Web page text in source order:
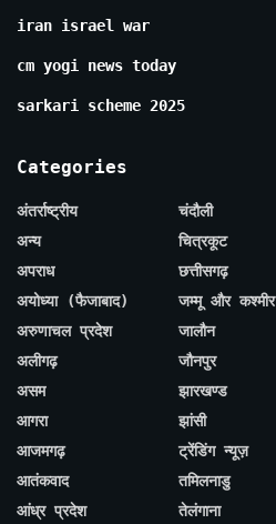
iran israel war
cm yogi news today
sarkari scheme 2025
Categories
अंतर्राष्ट्रीय
अन्य
अपराध
अयोध्या (फैजाबाद)
अरुणाचल प्रदेश
अलीगढ़
असम
आगरा
आजमगढ़
आतंकवाद
आंध्र प्रदेश
चंदौली
चित्रकूट
छत्तीसगढ़
जम्मू और कश्मीर
जालौन
जौनपुर
झारखण्ड
झांसी
ट्रेंडिंग न्यूज़
तमिलनाडु
तेलंगाना